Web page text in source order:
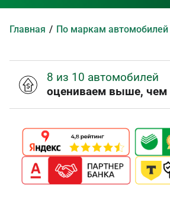
Главная По маркам автомобилей
8 из 10 автомобилей
оцениваем выше, чем